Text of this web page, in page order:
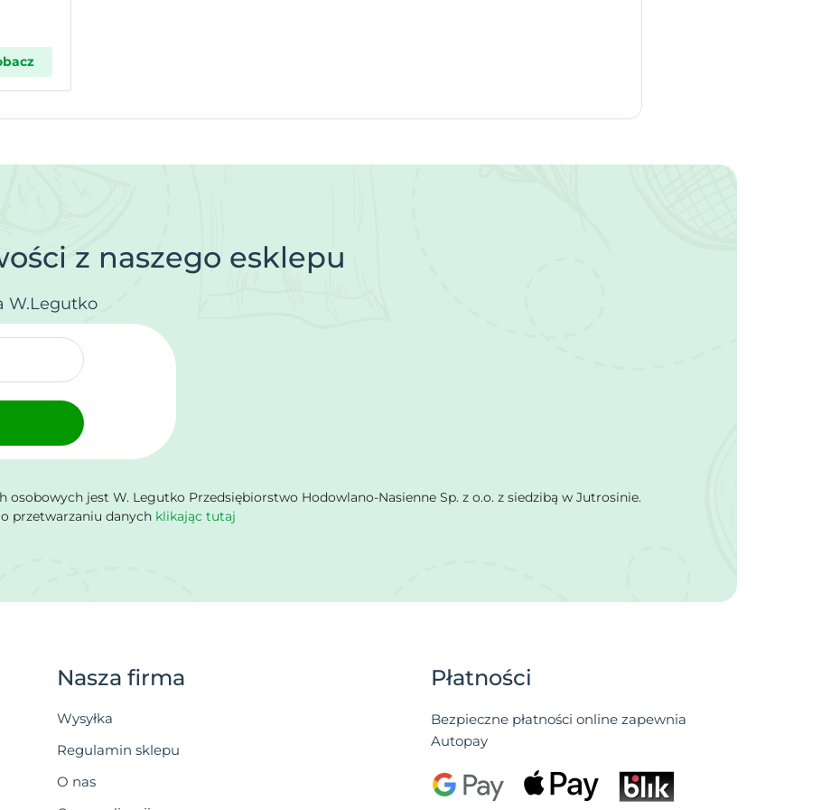
z naszego esklepu
W.Legutko
jest W. Legutko Przedsiębiorstwo Hodowlano-Nasienne Sp. z o.o. z siedzibą w Jutrosinie.
przetwarzaniu danych klikając tutaj
Nasza firma
Wysyłka
Regulamin sklepu
O nas
Płatności
Bezpieczne płatności online zapewnia
Autopay